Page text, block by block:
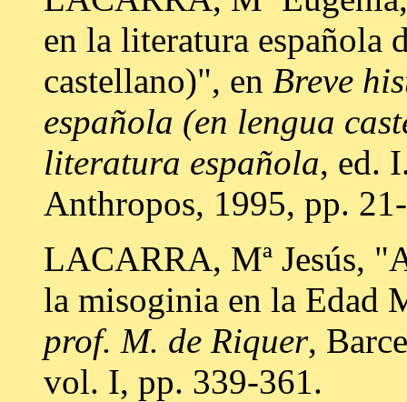
en la literatura española
castellano)", en Breve
española (en lengua
literatura española, ed.
Anthropos, 1995, pp.
LACARRA, Mª Jesús,
la misoginia en la Edad
prof. M. de Riquer,
vol. I, pp. 339-361.